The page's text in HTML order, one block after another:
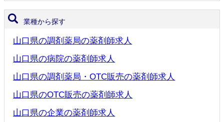
業種から探す
山口県の調剤薬局の薬剤師求人
山口県の病院の薬剤師求人
山口県の調剤薬局・OTC販売の薬剤師求人
山口県のOTC販売の薬剤師求人
山口県の企業の薬剤師求人